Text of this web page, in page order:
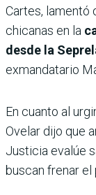
Cartes, lamentó
chicanas en la
desde la
exmandatario
En cuanto al
Ovelar dijo que
Justicia evalúe
buscan frenar el